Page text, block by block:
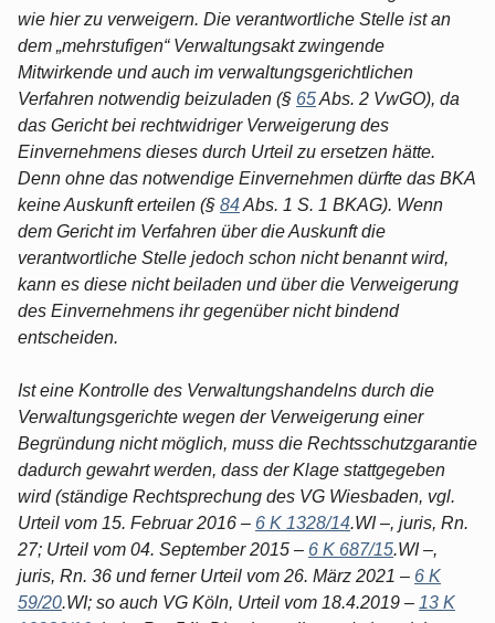
wie hier zu verweigern. Die verantwortliche Stelle ist an
dem „mehrstufigen“ Verwaltungsakt zwingende
Mitwirkende und auch im verwaltungsgerichtlichen
Verfahren notwendig beizuladen (§ 65Abs. 2 VwGO), da
das Gericht bei rechtwidriger Verweigerung des
Einvernehmens dieses durch Urteil zu ersetzen hätte.
Denn ohne das notwendige Einvernehmen dürfte das BKA
keine Auskunft erteilen (§ 84Abs. 1 S. 1 BKAG). Wenn
dem Gericht im Verfahren über die Auskunft die
verantwortliche Stelle jedoch schon nicht benannt wird,
kann es diese nicht beiladen und über die Verweigerung
des Einvernehmens ihr gegenüber nicht bindend
entscheiden.
Ist eine Kontrolle des Verwaltungshandelns durch die
Verwaltungsgerichte wegen der Verweigerung einer
Begründung nicht möglich, muss die Rechtsschutzgarantie
dadurch gewahrt werden, dass der Klage stattgegeben
wird (ständige Rechtsprechung des VG Wiesbaden, vgl.
Urteil vom 15. Februar 2016 – 6 K 1328/14.WI –, juris, Rn.
27; Urteil vom 04. September 2015 – 6 K 687/15.WI –,
juris, Rn. 36 und ferner Urteil vom 26. März 2021 – 6 K
59/20.WI; so auch VG Köln, Urteil vom 18.4.2019 – 13 K